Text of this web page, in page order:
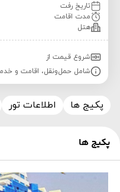
تاریخ رفت
مدت اقامت
هتل
شروع قیمت از
شامل حمل‌ونقل، اقامت و
پکیج ها اطلاعات تور
پکیج ها